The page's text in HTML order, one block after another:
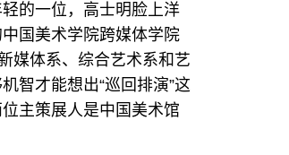
的一位， 高士明脸上洋
国美术学院跨媒体学院
媒体系、综合艺术系和艺
智才能想出“巡回排演”这
主策展人是中国美术馆